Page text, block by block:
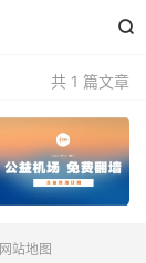

共 1 篇文章
网站地图